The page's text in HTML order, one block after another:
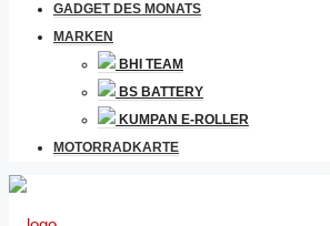
GADGET DES MONATS
MARKEN
BHI TEAM
BS BATTERY
KUMPAN E-ROLLER
MOTORRADKARTE